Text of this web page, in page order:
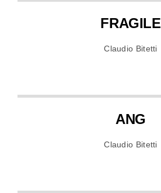
FRAGILE
Claudio Bitetti
ANG
Claudio Bitetti